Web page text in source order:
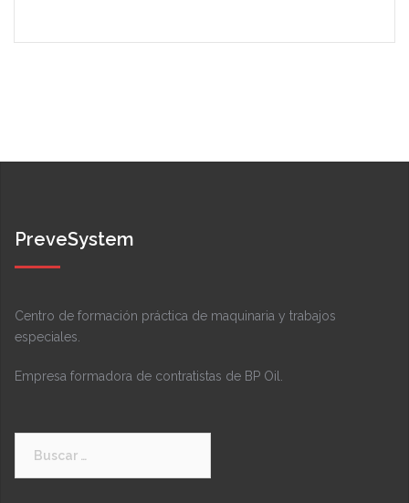
PreveSystem
Centro de formación práctica de maquinaria y trabajos
especiales.
Empresa formadora de contratistas de BP Oil.